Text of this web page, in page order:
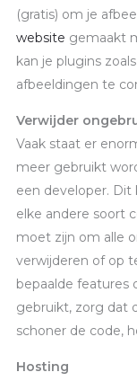
(gratis) om je
website gemaakt
kan je plugins zoals
afbeeldingen te
Verwijder
Vaak staat er
meer gebruikt
een developer. Dit
elke andere soort
moet zijn om alle
verwijderen of op
bepaalde features
gebruikt, zorg dat
schoner de code,
Hosting